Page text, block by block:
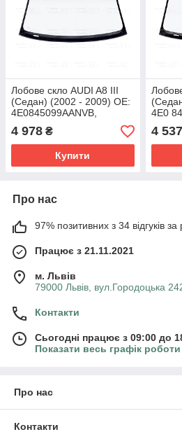
Лобове скло AUDI A8 III
(Седан) (2002 - 2009) OE:
4E0845099AANVB,
4E0845099ADNVB,
4E0845099AGNVB,
4E0845099M,
4E0845099MNVB
4 978 ₴
Купити
4E0
4 537
Про нас
97% позитивних з 34 відгуків за
Працює з 21.11.2021
м. Львів
79000 Львів, вул.Городоцька
Контакти
Сьогодні працює з 09:00 до
Показати весь графік роботи
Про нас
Контакти